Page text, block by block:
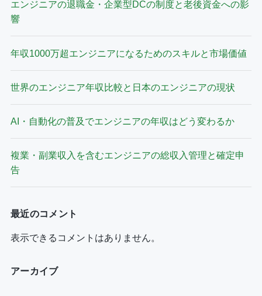
エンジニアの退職金・企業型DCの制度と老後資金への影
響
年収1000万超エンジニアになるためのスキルと市場価値
世界のエンジニア年収比較と日本のエンジニアの現状
AI・自動化の普及でエンジニアの年収はどう変わるか
複業・副業収入を含むエンジニアの総収入管理と確定申
告
最近のコメント
表示できるコメントはありません。
アーカイブ